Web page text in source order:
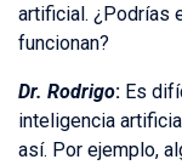
artificial. ¿Podrías
funcionan?
Dr. Rodrigo: Es
inteligencia
así. Por ejemplo,